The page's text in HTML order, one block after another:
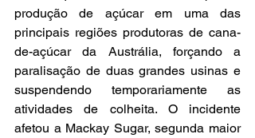
produção de açúcar em uma das
principais regiões produtoras de cana-
de-açúcar da Austrália, forçando a
paralisação de duas grandes usinas e
suspendendo temporariamente as
atividades de colheita. O incidente
afetou a Mackay Sugar, segunda maior